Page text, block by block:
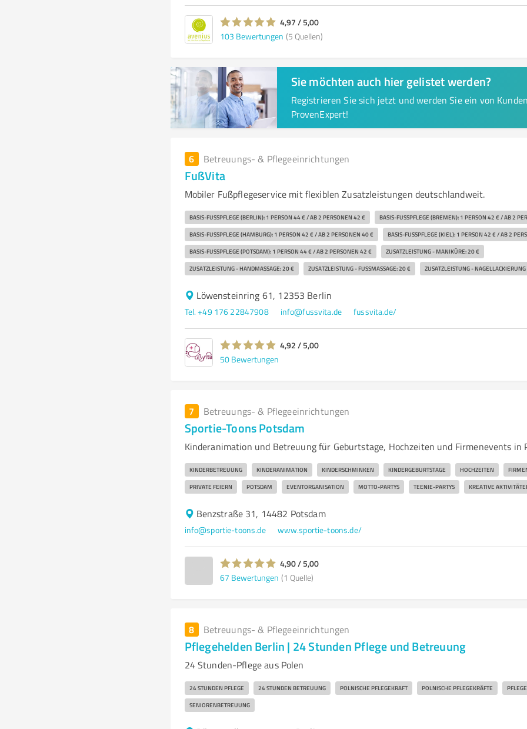
4,97 / 5,00
103 Bewertungen (5 Quellen)
Sie möchten auch hier gelistet werden?
Registrieren Sie sich jetzt und werden Sie ein von
ProvenExpert!
6 Betreuungs- & Pflegeeinrichtungen
FußVita
Mobiler Fußpflegeservice mit flexiblen Zusatzleistungen deutschlandweit.
BASIS-FUSSPFLEGE (BERLIN): 1 PERSON 44 € / AB 2 PERSONEN 42 € BASIS-FUSSPFLEGE (BREMEN): 1 PERSON 42 € / AB 2
BASIS-FUSSPFLEGE (HAMBURG): 1 PERSON 42 € / AB 2 PERSONEN 40 € BASIS-FUSSPFLEGE (KIEL): 1 PERSON 42 € / AB 2
BASIS-FUSSPFLEGE (POTSDAM): 1 PERSON 44 € / AB 2 PERSONEN 42 € ZUSATZLEISTUNG - MANIKÜRE: 20 €
ZUSATZLEISTUNG - HANDMASSAGE: 20 € ZUSATZLEISTUNG - FUSSMASSAGE: 20 € ZUSATZLEISTUNG -
Löwensteinring 61, 12353 Berlin
Tel. +49 176 22847908 info@fussvita.de fussvita.de/
4,92 / 5,00
50 Bewertungen
7 Betreuungs- & Pflegeeinrichtungen
Sportie-Toons Potsdam
Kinderanimation und Betreuung für Geburtstage, Hochzeiten und Firmenevents in
KINDERBETREUUNG KINDERANIMATION KINDERSCHMINKEN KINDERGEBURTSTAGE HOCHZEITEN
PRIVATE FEIERN POTSDAM EVENTORGANISATION MOTTO-PARTYS TEENIE-PARTYS KREATIVE
Benzstraße 31, 14482 Potsdam
info@sportie-toons.de www.sportie-toons.de/
4,90 / 5,00
67 Bewertungen (1 Quelle)
8 Betreuungs- & Pflegeeinrichtungen
Pflegehelden Berlin | 24 Stunden Pflege und Betreuung
24 Stunden-Pflege aus Polen
24 STUNDEN PFLEGE 24 STUNDEN BETREUUNG POLNISCHE PFLEGEKRAFT POLNISCHE PFLEGEKRÄFTE
SENIORENBETREUUNG